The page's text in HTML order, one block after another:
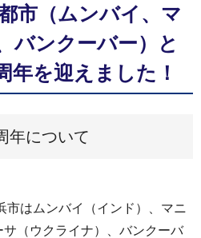
市（ムンバイ、マ
バンクーバー）と
年を迎えました！
年について
市はムンバイ（インド）、マニ
（ウクライナ）、バンクーバ